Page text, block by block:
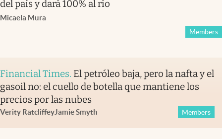
del país y dará 100% al río
Micaela Mura
Members
Financial Times. El petróleo baja, pero la nafta y el
gasoil no: el cuello de botella que mantiene los
precios por las nubes
Verity RatcliffeyJamie Smyth Members